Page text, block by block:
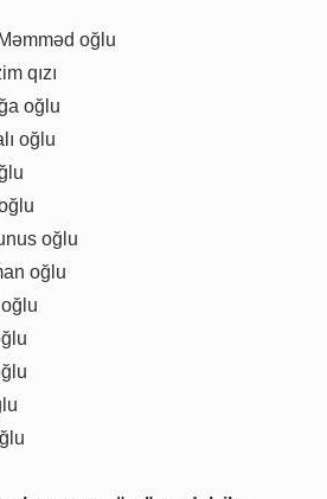
oğlu
qızı
oğlu
oğlu
oğlu
oğlu